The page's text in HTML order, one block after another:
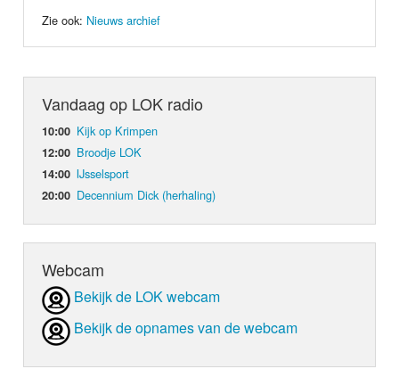
Zie ook: Nieuws archief
Vandaag op LOK radio
10:00 Kijk op Krimpen
12:00 Broodje LOK
14:00 IJsselsport
20:00 Decennium Dick (herhaling)
Webcam
Bekijk de LOK webcam
Bekijk de opnames van de webcam